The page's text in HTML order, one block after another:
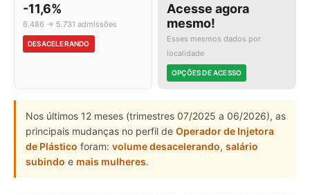
-11,6%
6.486 → 5.731 admissões
DESACELERANDO
Acesse agora
mesmo!
Esses mesmos dados por
localidade
OPÇÕES DE ACESSO
Nos últimos 12 meses (trimestres 07/2025 a 06/2026), as
principais mudanças no perfil de Operador de Injetora
de Plástico foram: volume desacelerando, salário
subindo e mais mulheres.